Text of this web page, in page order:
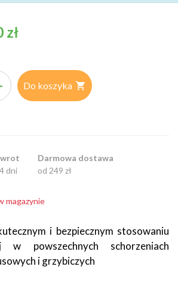
zł
Do koszyka 
dni
Darmowa dostawa
od 249 zł
magazynie
i bezpiecznym stosowaniu
w powszechnych schorzeniach
i grzybiczych